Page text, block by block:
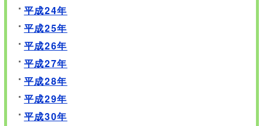
平成24年
平成25年
平成26年
平成27年
平成28年
平成29年
平成30年